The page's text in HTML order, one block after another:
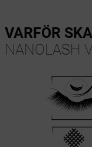
VARFÖR
NANOLASH